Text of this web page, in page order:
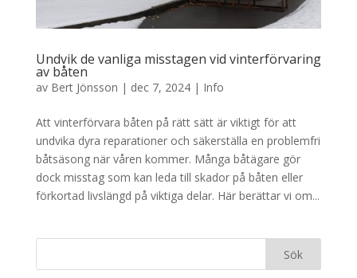
Undvik de vanliga misstagen vid vinterförvaring
av båten
av Bert Jönsson | dec 7, 2024| Info
Att vinterförvara båten på rätt sätt är viktigt för att
undvika dyra reparationer och säkerställa en problemfri
båtsäsong när våren kommer. Många båtägare gör
dock misstag som kan leda till skador på båten eller
förkortad livslängd på viktiga delar. Här berättar vi om...